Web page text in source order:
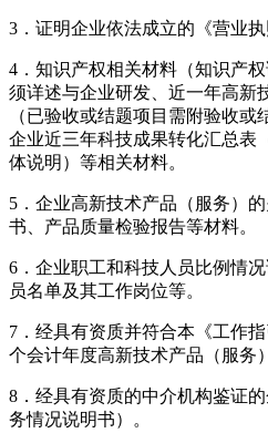
3．证明企业依法成立的《营业
4．知识产权相关材料（知识产
须详述与企业研发、近一年高新
（已验收或结题项目需附验收
企业近三年科技成果转化汇总表
体说明）等相关材料。
5．企业高新技术产品（服务）
书、产品质量检验报告等材料。
6．企业职工和科技人员比例情
员名单及其工作岗位等。
7．经具有资质并符合本《工作
个会计年度高新技术产品（服务
8．经具有资质的中介机构鉴证
务情况说明书）。